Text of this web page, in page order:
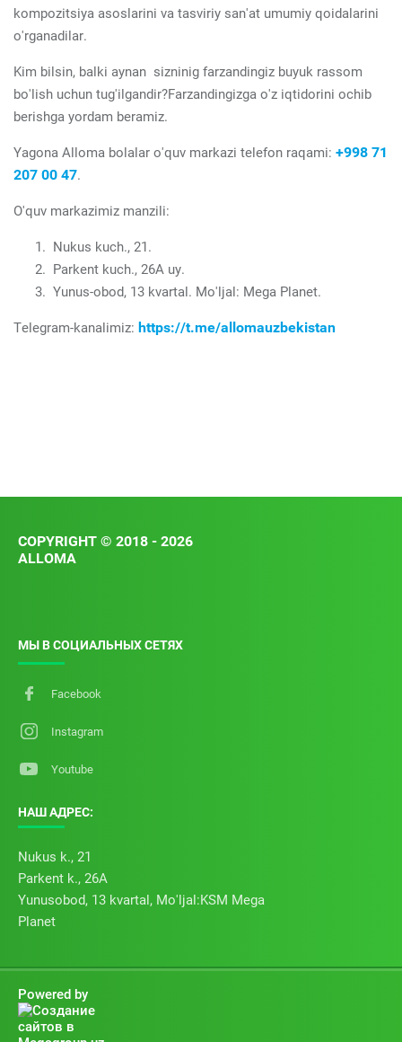
kompozitsiya asoslarini va tasviriy san'at umumiy qoidalarini
o'rganadilar.
Kim bilsin, balki aynan sizninig farzandingiz buyuk rassom
bo'lish uchun tug'ilgandir?Farzandingizga o'z iqtidorini ochib
berishga yordam beramiz.
Yagona Alloma bolalar o'quv markazi telefon raqami: +998 71
207 00 47.
O'quv markazimiz manzili:
Nukus kuch., 21.
Parkent kuch., 26A uy.
Yunus-obod, 13 kvartal. Mo'ljal: Mega Planet.
Telegram-kanalimiz: https://t.me/allomauzbekistan
COPYRIGHT © 2018 - 2026
ALLOMA
МЫ В СОЦИАЛЬНЫХ СЕТЯХ
Facebook
Instagram
Youtube
НАШ АДРЕС:
Nukus k., 21
Parkent k., 26А
Yunusobod, 13 kvartal, Mo'ljal:KSM Mega
Planet
Powered by